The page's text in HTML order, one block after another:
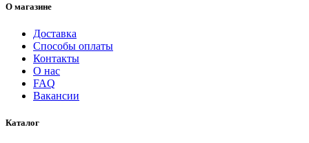
О магазине
Доставка
Способы оплаты
Контакты
О нас
FAQ
Вакансии
Каталог